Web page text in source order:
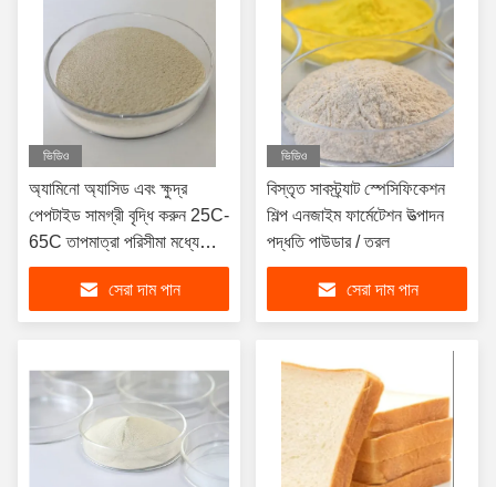
ভিডিও
অ্যামিনো অ্যাসিড এবং ক্ষুদ্র
পেপটাইড সামগ্রী বৃদ্ধি করুন 25C-
65C তাপমাত্রা পরিসীমা মধ্যে
এনজাইমের সাথে
সেরা দাম পান
ভিডিও
বিস্তৃত সাবস্ট্র্যাট স্পেসিফিকেশন
শিল্প এনজাইম ফার্মেটেশন উত্পাদন
পদ্ধতি পাউডার / তরল
সেরা দাম পান